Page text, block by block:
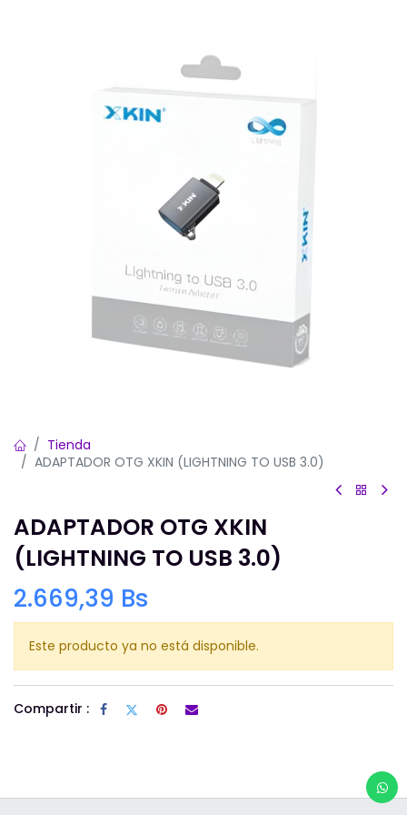
Tienda
ADAPTADOR OTG XKIN (LIGHTNING TO USB 3.0)
ADAPTADOR OTG XKIN
(LIGHTNING TO USB 3.0)
2.669,39 Bs
Este producto ya no está disponible.
Compartir :